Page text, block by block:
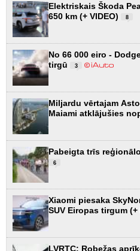
Elektriskais Škoda
650 km (+ VIDEO)
8
No 66 000 eiro -
tirgū
3
Miljardu vērtajam
Maiami atklājušies
Pabeigta trīs
6
Xiaomi piesaka
SUV Eiropas tirgum (+
LVRTC: Robežas